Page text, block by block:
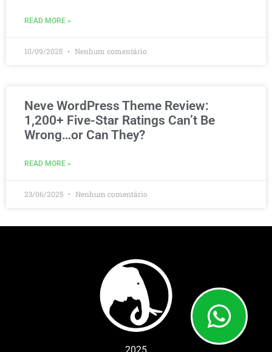
READ MORE »
10/09/2025 Nenhum comentário
Neve WordPress Theme Review:
1,200+ Five-Star Ratings Can’t Be
Wrong…or Can They?
READ MORE »
23/06/2025 Nenhum comentário